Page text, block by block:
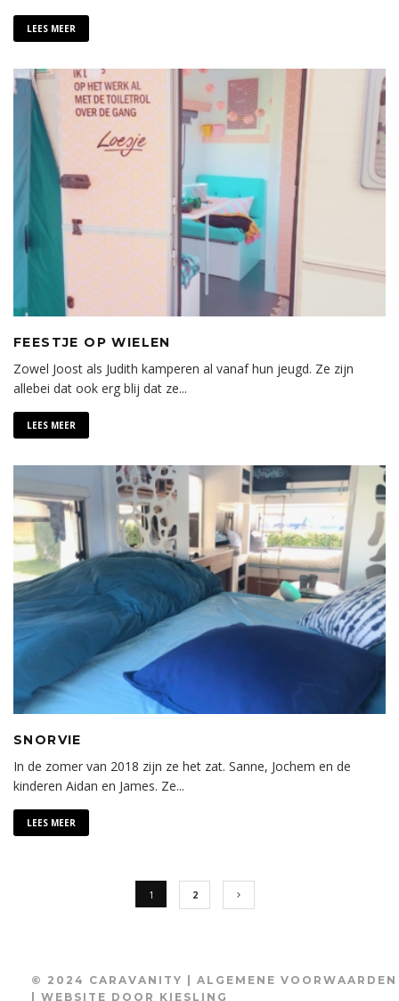
LEES MEER
FEESTJE OP WIELEN
Zowel Joost als Judith kamperen al vanaf hun jeugd. Ze zijn
allebei dat ook erg blij dat ze...
LEES MEER
SNORVIE
In de zomer van 2018 zijn ze het zat. Sanne, Jochem en de
kinderen Aidan en James. Ze...
LEES MEER
1 2
© 2024 CARAVANITY | ALGEMENE VOORWAARDEN
| WEBSITE DOOR KIESLING